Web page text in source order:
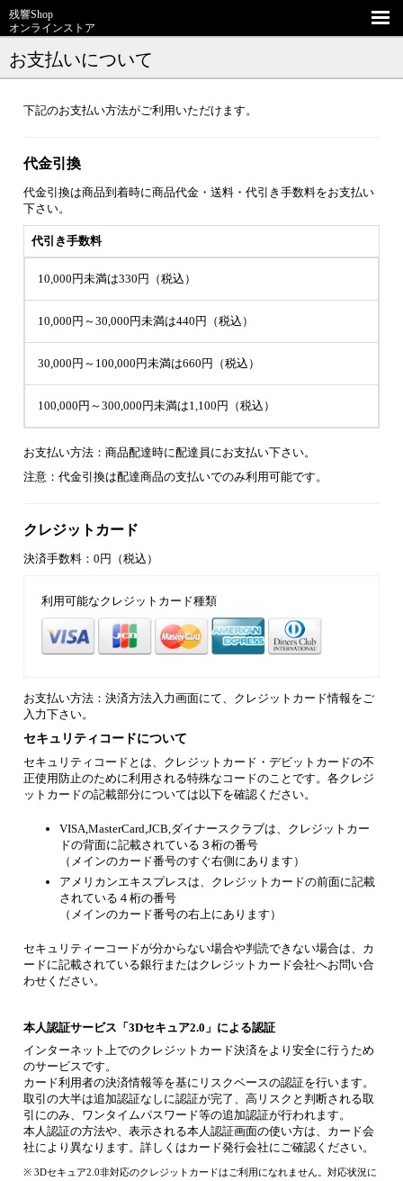
残響Shop
オンラインストア
お支払いについて
下記のお支払い方法がご利用いただけます。
代金引換
代金引換は商品到着時に商品代金・送料・代引き手数料をお支払い
下さい。
代引き手数料
10,000円未満は330円（税込）
10,000円～30,000円未満は440円（税込）
30,000円～100,000円未満は660円（税込）
100,000円～300,000円未満は1,100円（税込）
お支払い方法：商品配達時に配達員にお支払い下さい。
注意：代金引換は配達商品の支払いでのみ利用可能です。
クレジットカード
決済手数料：0円（税込）
利用可能なクレジットカード種類
お支払い方法：決済方法入力画面にて、クレジットカード情報をご
入力下さい。
セキュリティコードについて
セキュリティコードとは、クレジットカード・デビットカードの不
正使用防止のために利用される特殊なコードのことです。各クレジ
ットカードの記載部分については以下を確認ください。
VISA,MasterCard,JCB,ダイナースクラブは、クレジットカー
ドの背面に記載されている３桁の番号
（メインのカード番号のすぐ右側にあります）
アメリカンエキスプレスは、クレジットカードの前面に記載
されている４桁の番号
（メインのカード番号の右上にあります）
セキュリティーコードが分からない場合や判読できない場合は、カ
ードに記載されている銀行またはクレジットカード会社へお問い合
わせください。
本人認証サービス「3Dセキュア2.0」による認証
インターネット上でのクレジットカード決済をより安全に行うため
のサービスです。
カード利用者の決済情報等を基にリスクベースの認証を行います。
取引の大半は追加認証なしに認証が完了、高リスクと判断される取
引にのみ、ワンタイムパスワード等の追加認証が行われます。
本人認証の方法や、表示される本人認証画面の使い方は、カード会
社により異なります。詳しくはカード発行会社にご確認ください。
※ 3Dセキュア2.0非対応のクレジットカードはご利用になれません。対応状況に